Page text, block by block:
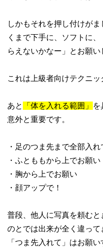
しかもそれを押し付けが
くまで下手に、ソフトに
らえないかなー」とお願い
これは上級者向けテクニ
あと 「体を入れる範囲」 を
意外と重要です。
・足のつま先まで全部入れ
・ふとももから上でお願い
・胸から上でお願い
・顔アップで！
普段、他人に写真を頼む
のとでは出来が全く違っ
「つま先入れて」はお願